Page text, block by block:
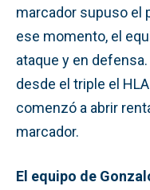
marcador supuso el
ese momento, el
ataque y en
desde el triple el
comenzó a abrir
marcador.
El equipo de